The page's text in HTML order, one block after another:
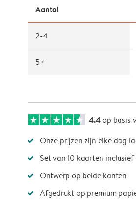
Aantal
2-4
5+
4.4op basis
Onze prijzen zijn elke dag
Set van 10 kaarten
Ontwerp op beide kanten
Afgedrukt op premium